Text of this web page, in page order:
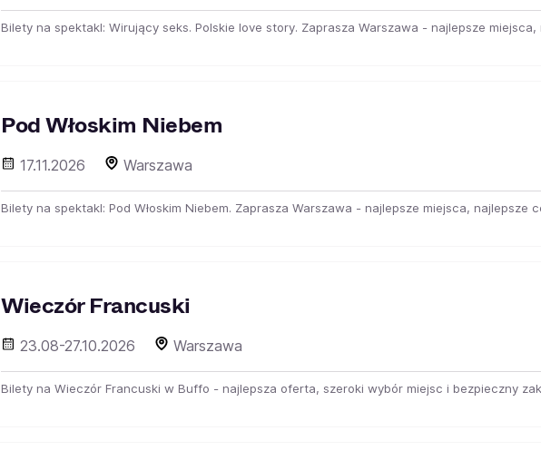
Bilety na spektakl: Wirujący seks. Polskie love story. Zaprasza Warszawa - najlepsze
Pod Włoskim Niebem
17.11.2026 Warszawa
Bilety na spektakl: Pod Włoskim Niebem. Zaprasza Warszawa - najlepsze miejsca,
Wieczór Francuski
23.08-27.10.2026 Warszawa
Bilety na Wieczór Francuski w Buffo - najlepsza oferta, szeroki wybór miejsc i bezpieczny